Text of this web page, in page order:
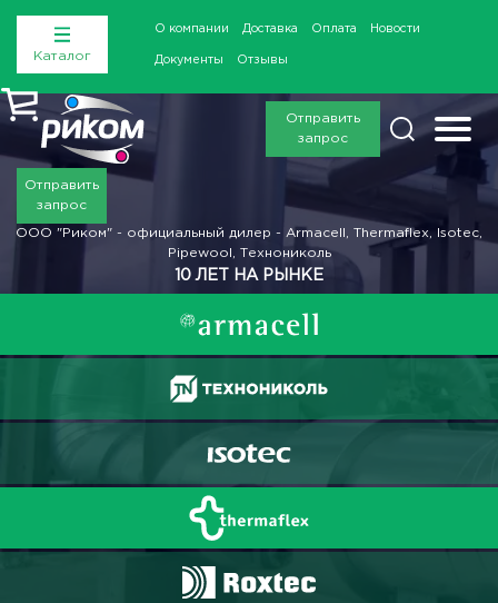
Каталог
О компании Доставка Оплата Новости
Документы Отзывы
Отправить
запрос
Отправить
запрос
ООО "Риком" - официальный дилер - Armacell, Thermaflex, Isotec,
Pipewool, Технониколь
10 ЛЕТ НА РЫНКЕ